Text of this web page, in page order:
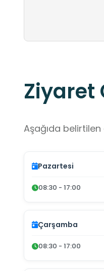
Ziyaret
Aşağıda
Pazartesi
08:30 - 17:00
Çarşamba
08:30 - 17:00